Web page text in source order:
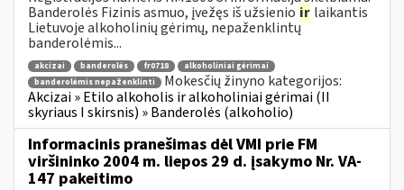
Banderolės Fizinis asmuo, įvežęs iš užsienio ir laikantis
Lietuvoje alkoholinių gėrimų, nepaženklintų
banderolėmis...
akcizai banderolės fr0718
alkoholiniai gėrimai
banderolėmis nepaženklinti
Mokesčių žinyno kategorijos:
Akcizai » Etilo alkoholis ir alkoholiniai gėrimai (II
skyriaus I skirsnis) » Banderolės (alkoholio)
Informacinis pranešimas dėl VMI prie FM
viršininko 2004 m. liepos 29 d. įsakymo Nr. VA-
147 pakeitimo